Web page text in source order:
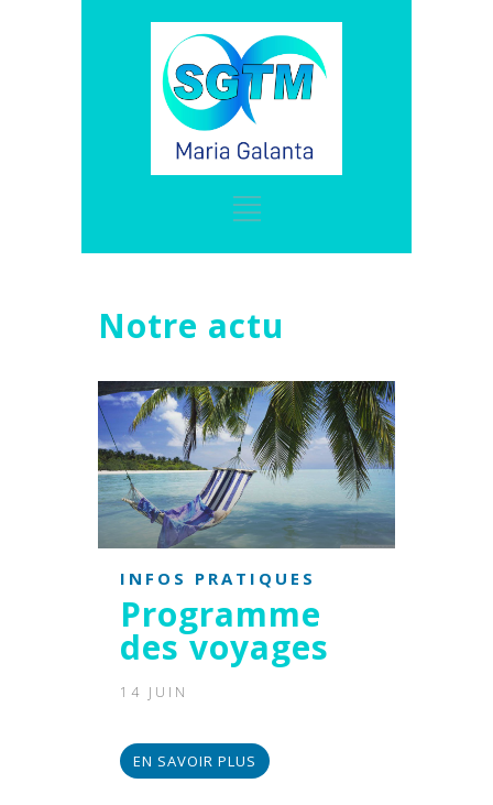
Notre actu
INFOS PRATIQUES
Programme
des voyages
14 JUIN
EN SAVOIR PLUS